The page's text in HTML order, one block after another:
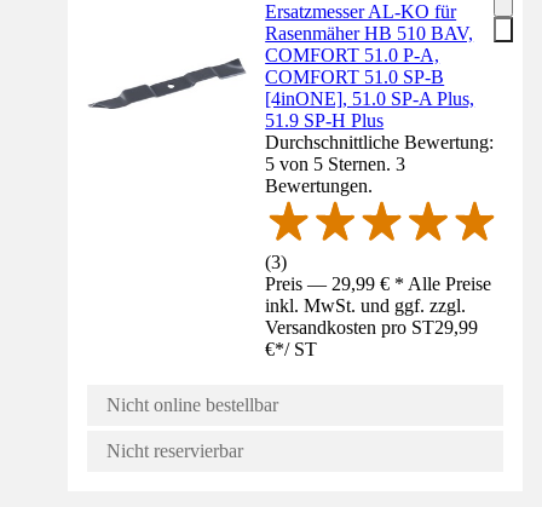
Ersatzmesser AL-KO für
Rasenmäher HB 510 BAV,
COMFORT 51.0 P-A,
COMFORT 51.0 SP-B
[4inONE], 51.0 SP-A Plus,
51.9 SP-H Plus
Durchschnittliche Bewertung:
5 von 5 Sternen. 3
Bewertungen.
(3)
Preis — 29,99 € * Alle Preise
inkl. MwSt. und ggf. zzgl.
Versandkosten pro ST29,99
€*/ ST
Nicht online bestellbar
Nicht reservierbar